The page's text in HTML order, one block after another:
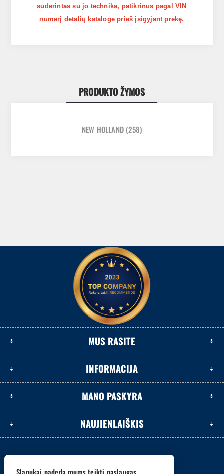
suderintas su jo technika, patikrinus pagal VIN
numerį detalių kataloge prieš įsigyjant prekę.
PRODUKTO ŽYMOS
NEW HOLLAND (258)
MUS RASITE
INFORMACIJA
MANO PASKYRA
NAUJIENLAIŠKIS